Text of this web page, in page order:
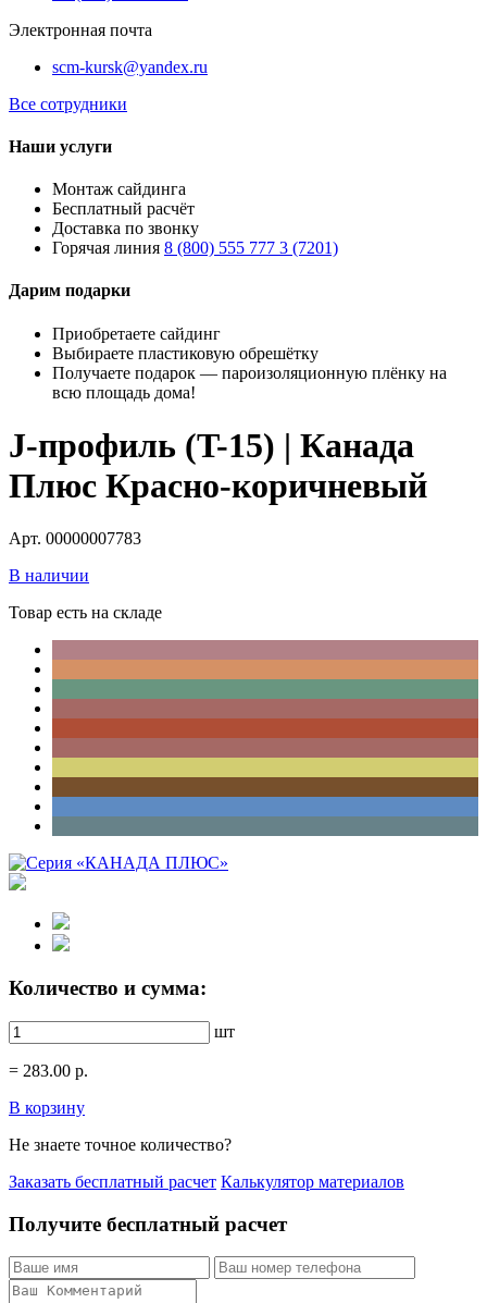
Электронная почта
scm-kursk@yandex.ru
Все сотрудники
Наши услуги
Монтаж сайдинга
Бесплатный расчёт
Доставка по звонку
Горячая линия 8 (800) 555 777 3 (7201)
Дарим подарки
Приобретаете сайдинг
Выбираете пластиковую обрешётку
Получаете подарок — пароизоляционную плёнку на
всю площадь дома!
J-профиль (T-15) | Канада
Плюс Красно-коричневый
Арт. 00000007783
В наличии
Товар есть на складе
Количество и сумма:
шт
= 283.00 р.
В корзину
Не знаете точное количество?
Заказать бесплатный расчет Калькулятор материалов
Получите бесплатный расчет